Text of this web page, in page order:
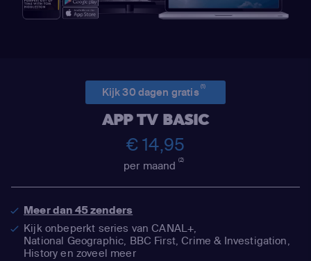
Kijk 30 dagen gratis(1)
APP TV BASIC
€ 14,95
per maand(2)
Meer dan 45 zenders
Kijk onbeperkt series van CANAL+,
National Geographic, BBC First, Crime & Investigation,
History en zoveel meer